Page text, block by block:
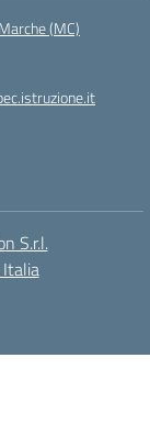
(MC)
S.r.l.